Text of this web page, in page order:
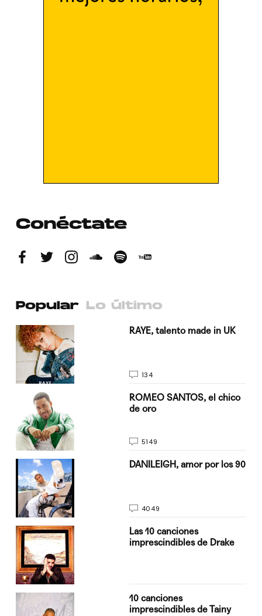
Conéctate
Popular Lo último
RAYE, talento made in UK
134
ROMEO SANTOS, el chico
de oro
5149
DANILEIGH, amor por los 90
4049
Las 10 canciones
imprescindibles de Drake
10 canciones
imprescindibles de Tainy